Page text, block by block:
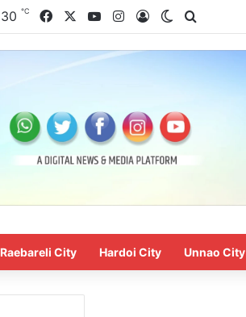
30 ℃ FacebookYouTubeInstagram
Log InSwitch skin
Raebareli City Hardoi City Unnao City